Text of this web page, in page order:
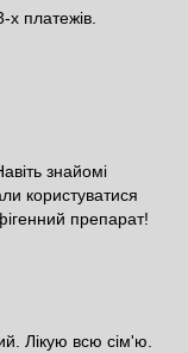
платежів.
знайомі
користуватися
препарат!
Лікую всю сім'ю.